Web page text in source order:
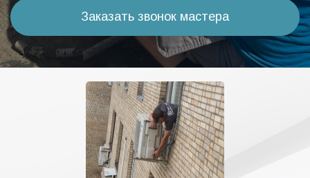
Заказать звонок мастера